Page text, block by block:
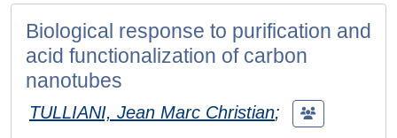
Biological response to purification and
acid functionalization of carbon
nanotubes
TULLIANI, Jean Marc Christian;